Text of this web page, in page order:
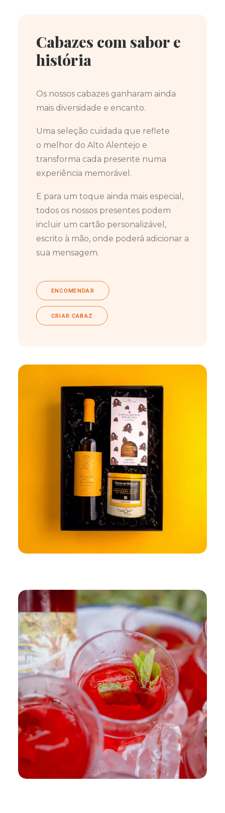
Cabazes com sabor e
história
Os nossos cabazes ganharam ainda
mais diversidade e encanto.
Uma seleção cuidada que reflete
o melhor do Alto Alentejo e
transforma cada presente numa
experiência memorável.
E para um toque ainda mais especial,
todos os nossos presentes podem
incluir um cartão personalizável,
escrito à mão, onde poderá adicionar a
sua mensagem.
ENCOMENDAR
CRIAR CABAZ